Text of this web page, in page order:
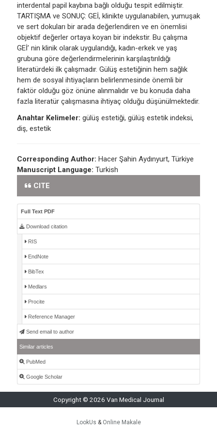
interdental papil kaybına bağlı olduğu tespit edilmiştir.
TARTIŞMA ve SONUÇ: GEİ, klinikte uygulanabilen, yumuşak
ve sert dokuları bir arada değerlendiren ve en önemlisi
objektif değerler ortaya koyan bir indekstir. Bu çalışma
GEİ’ nin klinik olarak uygulandığı, kadın-erkek ve yaş
grubuna göre değerlendirmelerinin karşılaştırıldığı
literatürdeki ilk çalışmadır. Gülüş estetiğinin hem sağlık
hem de sosyal ihtiyaçların belirlenmesinde önemli bir
faktör olduğu göz önüne alınmalıdır ve bu konuda daha
fazla literatür çalışmasına ihtiyaç olduğu düşünülmektedir.
Anahtar Kelimeler: gülüş estetiği, gülüş estetik indeksi,
diş, estetik
Corresponding Author: Hacer Şahin Aydınyurt, Türkiye
Manuscript Language: Turkish
CITE
Full Text PDF
Download citation
RIS
EndNote
BibTex
Medlars
Procite
Reference Manager
Send email to author
Similar articles
PubMed
Google Scholar
Copyright © 2026 Van Medical Journal
LookUs & Online Makale